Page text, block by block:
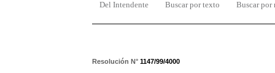
Del Intendente Buscar por texto Buscar por
Resolución N° 1147/99/4000